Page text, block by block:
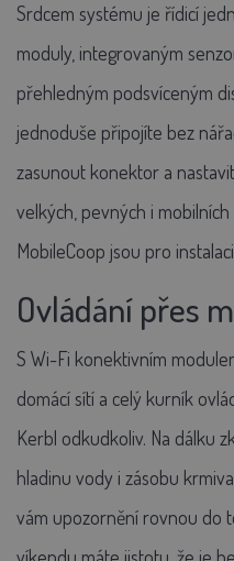
Srdcem systému je řídicí
moduly, integrovaným
přehledným podsvíceným
jednoduše připojíte bez
zasunout konektor a
velkých, pevných i
MobileCoop jsou pro
Ovládání přes
S Wi-Fi konektivním
domácí sítí a celý kurník
Kerbl odkudkoliv. Na dálku
hladinu vody i zásobu
vám upozornění rovnou do